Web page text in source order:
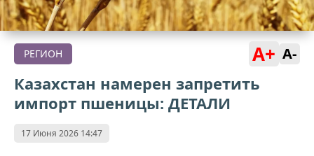
РЕГИОН A+ A-
Казахстан намерен запретить
импорт пшеницы: ДЕТАЛИ
17 Июня 2026 14:47